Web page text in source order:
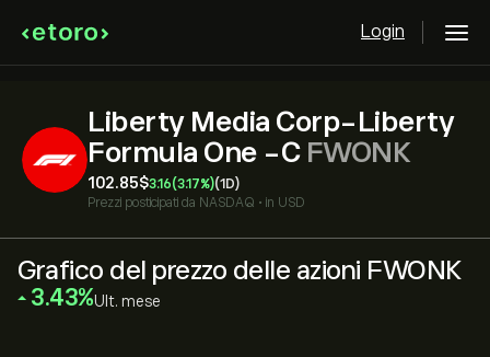
Login
Liberty Media Corp-Liberty
Formula One -C FWONK
102.85‎$‎3.16(3.17%)(1D)
Prezzi posticipati da NASDAQ • in USD
Grafico del prezzo delle azioni FWONK
‎3.43‎ Ult. mese